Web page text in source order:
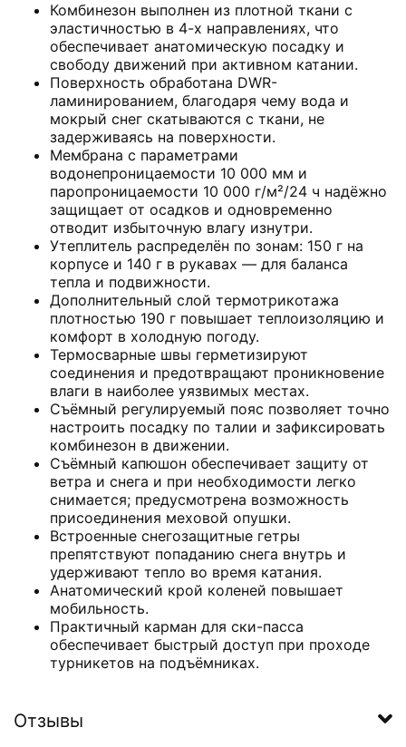
Комбинезон выполнен из плотной ткани с
эластичностью в 4-х направлениях, что
обеспечивает анатомическую посадку и
свободу движений при активном катании.
Поверхность обработана DWR-
ламинированием, благодаря чему вода и
мокрый снег скатываются с ткани, не
задерживаясь на поверхности.
Мембрана с параметрами
водонепроницаемости 10 000 мм и
паропроницаемости 10 000 г/м²/24 ч надёжно
защищает от осадков и одновременно
отводит избыточную влагу изнутри.
Утеплитель распределён по зонам: 150 г на
корпусе и 140 г в рукавах — для баланса
тепла и подвижности.
Дополнительный слой термотрикотажа
плотностью 190 г повышает теплоизоляцию и
комфорт в холодную погоду.
Термосварные швы герметизируют
соединения и предотвращают проникновение
влаги в наиболее уязвимых местах.
Съёмный регулируемый пояс позволяет точно
настроить посадку по талии и зафиксировать
комбинезон в движении.
Съёмный капюшон обеспечивает защиту от
ветра и снега и при необходимости легко
снимается; предусмотрена возможность
присоединения меховой опушки.
Встроенные снегозащитные гетры
препятствуют попаданию снега внутрь и
удерживают тепло во время катания.
Анатомический крой коленей повышает
мобильность.
Практичный карман для ски-пасса
обеспечивает быстрый доступ при проходе
турникетов на подъёмниках.
Отзывы